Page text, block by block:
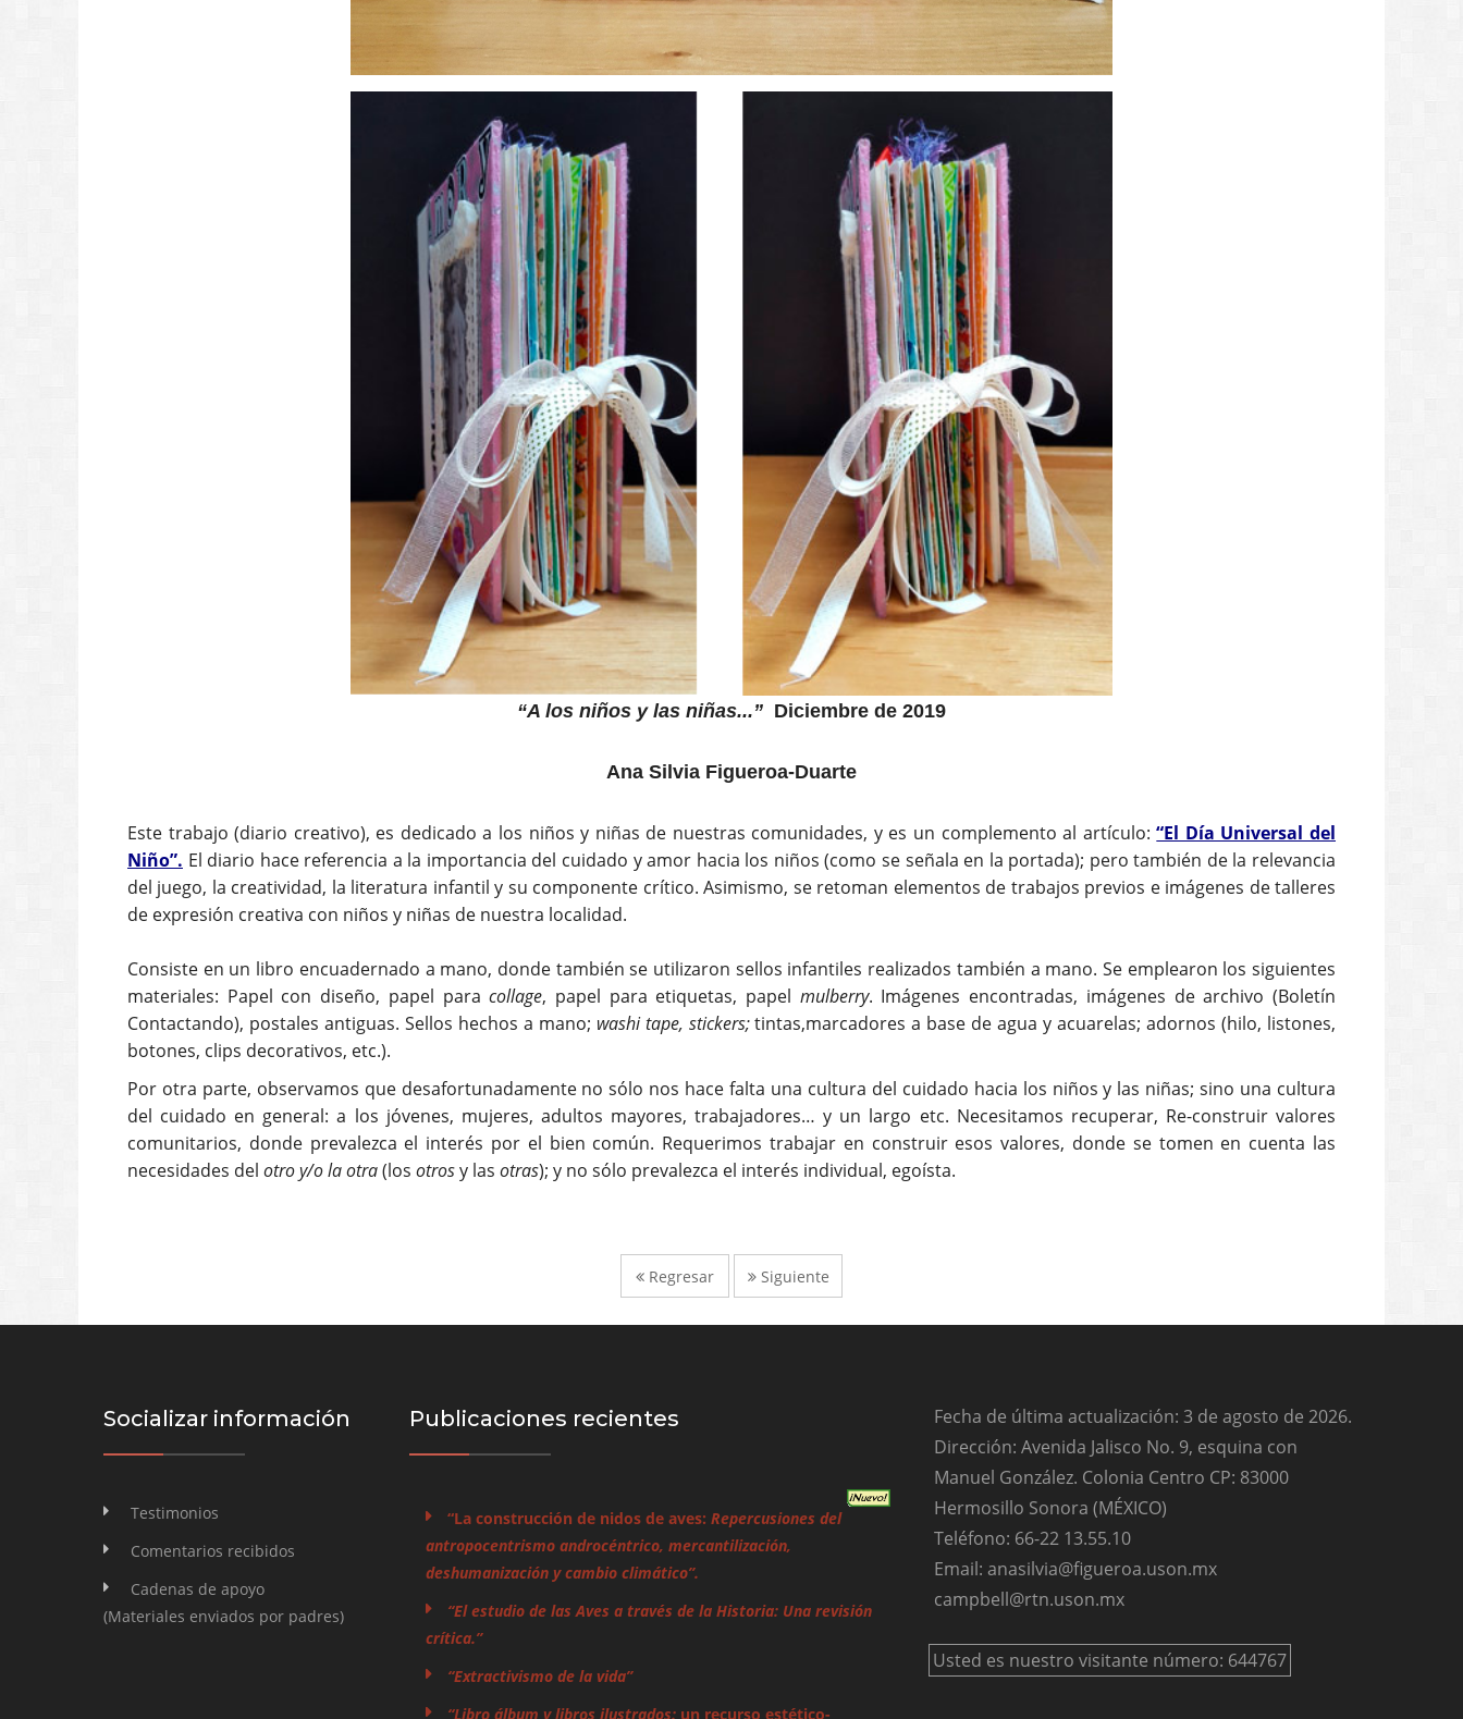
“A los niños y las niñas...” Diciembre de 2019
Ana Silvia Figueroa-Duarte
Este trabajo (diario creativo), es dedicado a los niños y niñas de nuestras comunidades, y es un complemento al artículo:“El Día Universal del
Niño”. El diario hace referencia a la importancia del cuidado y amor hacia los niños (como se señala en la portada); pero también de la relevancia
del juego, la creatividad, la literatura infantil y su componente crítico. Asimismo, se retoman elementos de trabajos previos e imágenes de talleres
de expresión creativa con niños y niñas de nuestra localidad.
Consiste en un libro encuadernado a mano, donde también se utilizaron sellos infantiles realizados también a mano. Se emplearon los siguientes
materiales: Papel con diseño, papel paracollage, papel para etiquetas, papel mulberry. Imágenes encontradas, imágenes de archivo (Boletín
Contactando), postales antiguas. Sellos hechos a mano; washi tape, stickers;tintas,marcadores a base de agua y acuarelas; adornos (hilo, listones,
botones, clips decorativos, etc.).
Por otra parte, observamos que desafortunadamente no sólo nos hace falta una cultura del cuidado hacia los niños y las niñas; sino una cultura
del cuidado en general: a los jóvenes, mujeres, adultos mayores, trabajadores… y un largo etc. Necesitamos recuperar, Re-construir valores
comunitarios, donde prevalezca el interés por el bien común. Requerimos trabajar en construir esos valores, donde se tomen en cuenta las
necesidades del otro y/o la otra(los otrosy las otras); y no sólo prevalezca el interés individual, egoísta.
Regresar Siguiente
Socializar información
Testimonios
Comentarios recibidos
Cadenas de apoyo
(Materiales enviados por padres)
Publicaciones recientes
“La construcción de nidos de aves: Repercusiones del
antropocentrismo androcéntrico, mercantilización,
deshumanización y cambio climático”.
“El estudio de las Aves a través de la Historia: Una revisión
crítica.”
“Extractivismo de la vida”
“Libro álbum y libros ilustrados: un recurso estético-
Fecha de última actualización: 3 de agosto de 2026.
Dirección: Avenida Jalisco No. 9, esquina con
Manuel González. Colonia Centro CP: 83000
Hermosillo Sonora (MÉXICO)
Teléfono: 66-22 13.55.10
Email: anasilvia@figueroa.uson.mx
campbell@rtn.uson.mx
Usted es nuestro visitante número: 644767